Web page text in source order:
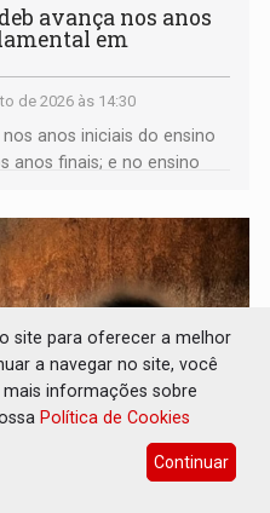
avança nos anos
em
de 2026 às 14:30
anos iniciais do ensino
anos finais; e no ensino
site para oferecer a melhor
a navegar no site, você
informações sobre
Política de Cookies
Continuar